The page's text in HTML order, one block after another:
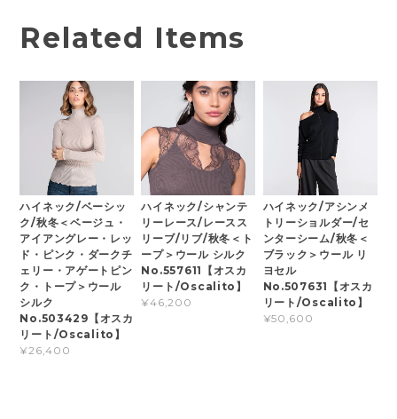
Related Items
ハイネック/ベーシッ
ク/秋冬＜ベージュ・
アイアングレー・レッ
ド・ピンク・ダークチ
ェリー・アゲートピン
ク・トープ＞ウール
シルク
No.503429【オスカ
リート/Oscalito】
¥26,400
ハイネック/シャンテ
リーレース/レースス
リーブ/リブ/秋冬＜ト
ープ＞ウール シルク
No.557611【オスカ
リート/Oscalito】
¥46,200
ハイネック/アシンメ
トリーショルダー/セ
ンターシーム/秋冬＜
ブラック＞ウール リ
ヨセル
No.507631【オスカ
リート/Oscalito】
¥50,600